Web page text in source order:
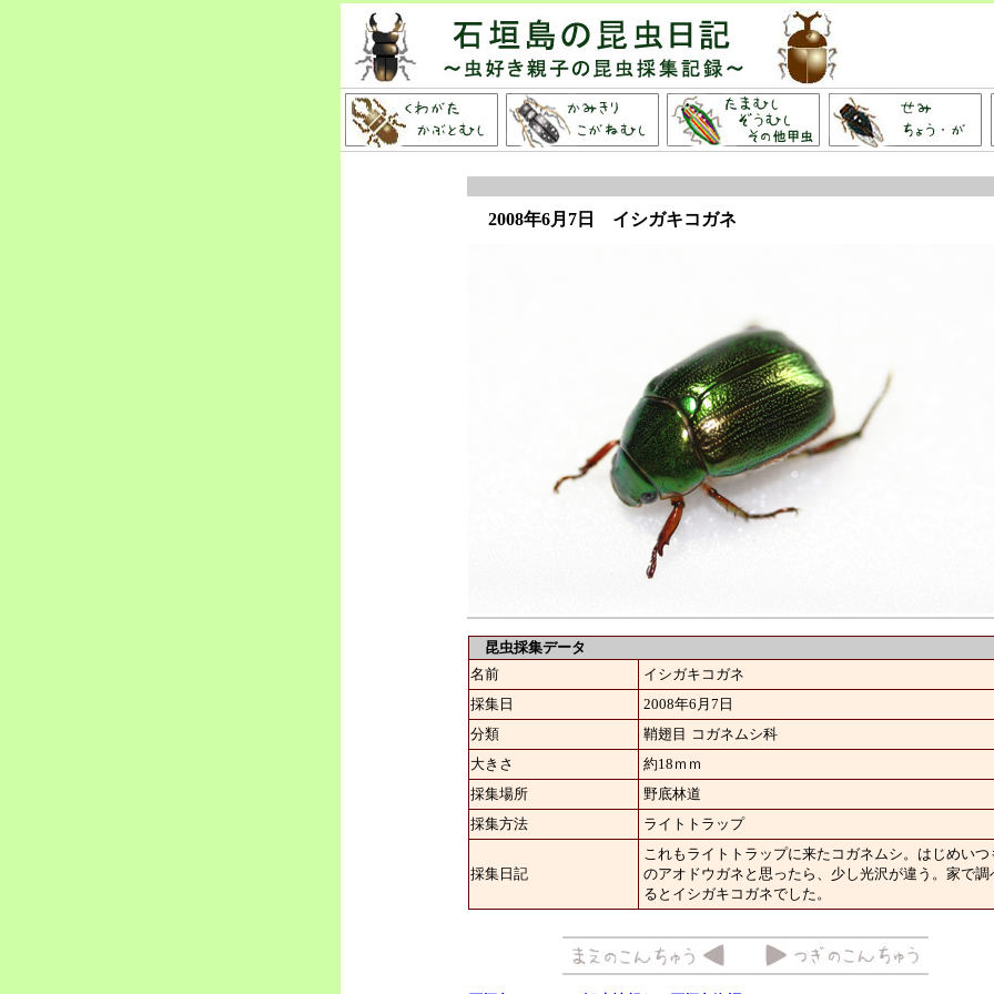
2008年6月7日 イシガキコガネ
昆虫採集データ
名前
イシガキコガネ
採集日
2008年6月7日
分類
鞘翅目 コガネムシ科
大きさ
約18ｍｍ
採集場所
野底林道
採集方法
ライトトラップ
採集日記
これもライトトラップに来たコガネムシ。はじめいつ
のアオドウガネと思ったら、少し光沢が違う。家で調
るとイシガキコガネでした。